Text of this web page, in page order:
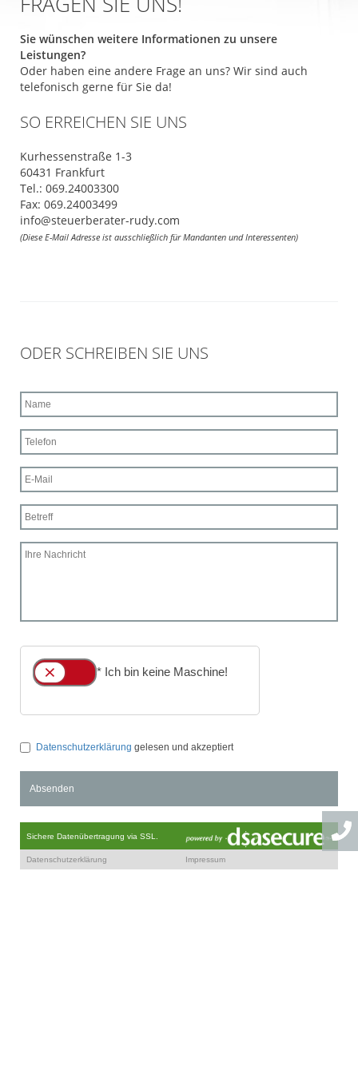
Sie wünschen weitere Informationen zu unsere
Leistungen?
Oder haben eine andere Frage an uns? Wir sind auch
telefonisch gerne für Sie da!
SO ERREICHEN SIE UNS
Kurhessenstraße 1-3
60431 Frankfurt
Tel.: 069.24003300
Fax: 069.24003499
info@steuerberater-rudy.com
(Diese E-Mail Adresse ist ausschließlich für Mandanten und Interessenten)
ODER SCHREIBEN SIE UNS